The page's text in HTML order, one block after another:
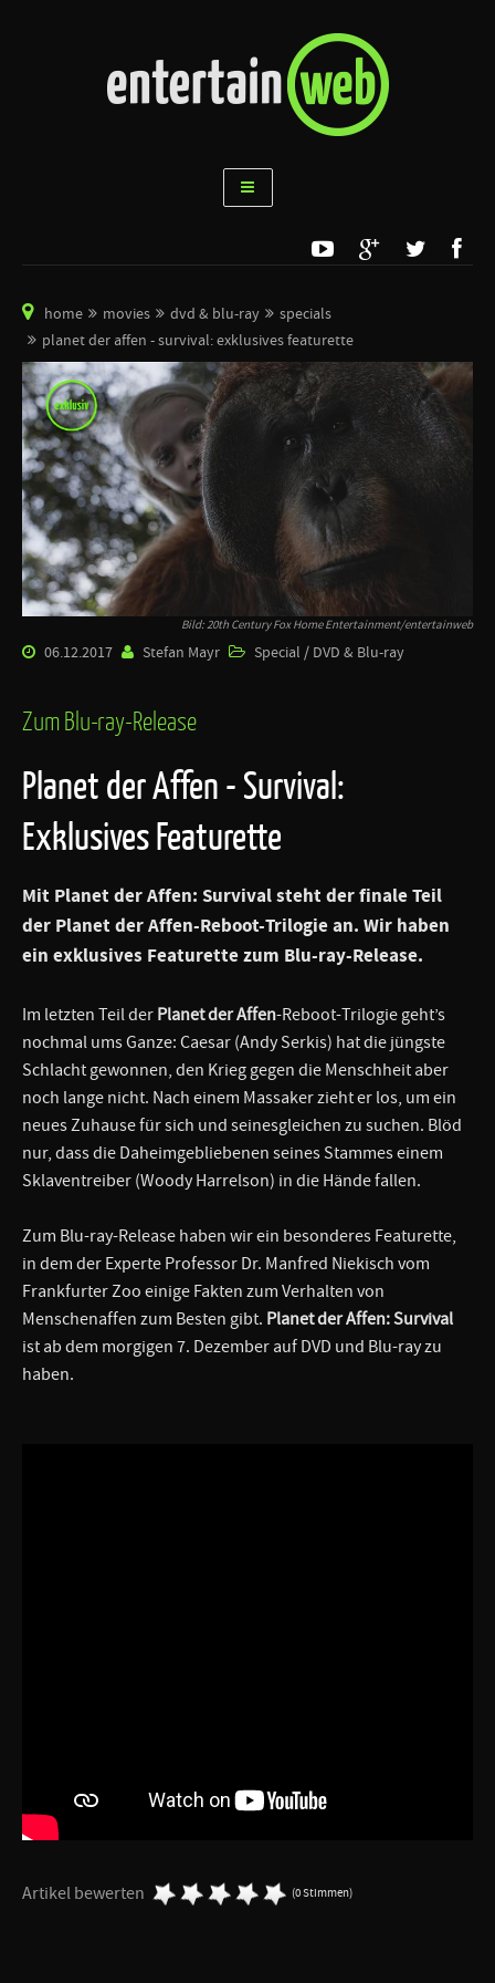
home movies dvd & blu-ray
specials
planet der affen - survival: exklusives featurette
Bild: 20th Century Fox Home Entertainment/entertainweb
06.12.2017 Stefan Mayr Special / DVD & Blu-ray
Zum Blu-ray-Release
Planet der Affen - Survival:
Exklusives Featurette
Mit Planet der Affen: Survival steht der finale Teil
der Planet der Affen-Reboot-Trilogie an. Wir haben
ein exklusives Featurette zum Blu-ray-Release.
Im letzten Teil der Planet der Affen-Reboot-Trilogie geht’s
nochmal ums Ganze: Caesar (Andy Serkis) hat die jüngste
Schlacht gewonnen, den Krieg gegen die Menschheit aber
noch lange nicht. Nach einem Massaker zieht er los, um ein
neues Zuhause für sich und seinesgleichen zu suchen. Blöd
nur, dass die Daheimgebliebenen seines Stammes einem
Sklaventreiber (Woody Harrelson) in die Hände fallen.
Zum Blu-ray-Release haben wir ein besonderes Featurette,
in dem der Experte Professor Dr. Manfred Niekisch vom
Frankfurter Zoo einige Fakten zum Verhalten von
Menschenaffen zum Besten gibt. Planet der Affen: Survival
ist ab dem morgigen 7. Dezember auf DVD und Blu-ray zu
haben.
Artikel bewerten (0 Stimmen)